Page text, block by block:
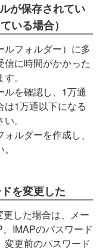
が保存されてい
いる場合）
ルフォルダー）に多
に時間がかかった
。
を確認し、1万通
は1万通以下になる
。
ルダーを作成し、
を変更した
した場合は、メー
IMAPのパスワード
更前のパスワード